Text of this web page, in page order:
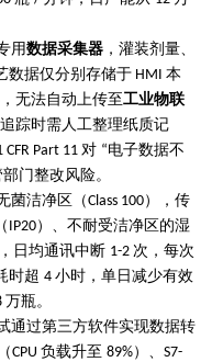
用数据采集器 ，灌装剂量、
数据仅分别存储于 HMI 本
无法自动上传至工业物联
踪时需人工整理纸质记
CFR Part 11 对 “电子数据不
门整改风险。
菌洁净区（Class 100），传
IP20）、不耐受洁净区的湿
日均通讯中断 1-2 次，每次
时超 4 小时，单日减少有效
万瓶。
通过第三方软件实现数据转
CPU 负载升至 89%）、 S7-